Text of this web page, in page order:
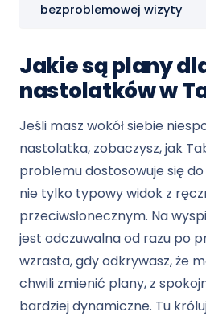
bezproblemowej wizyty
Jakie są plany
nastolatków w
Jeśli masz wokół siebie
nastolatka, zobaczysz, jak
problemu dostosowuje się do
nie tylko typowy widok z
przeciwsłonecznym. Na
jest odczuwalna od razu po
wzrasta, gdy odkrywasz, że
chwili zmienić plany, z
bardziej dynamiczne. Tu